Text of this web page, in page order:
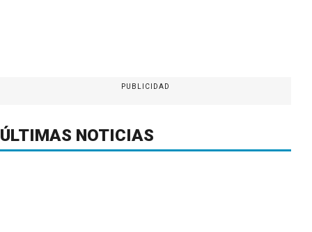
PUBLICIDAD
ÚLTIMAS NOTICIAS